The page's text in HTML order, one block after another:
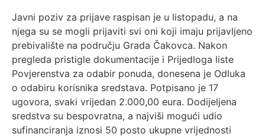
Javni poziv za prijave raspisan je u listopadu, a na
njega su se mogli prijaviti svi oni koji imaju prijavljeno
prebivalište na području Grada Čakovca. Nakon
pregleda pristigle dokumentacije i Prijedloga liste
Povjerenstva za odabir ponuda, donesena je Odluka
o odabiru korisnika sredstava. Potpisano je 17
ugovora, svaki vrijedan 2.000,00 eura. Dodijeljena
sredstva su bespovratna, a najviši mogući udio
sufinanciranja iznosi 50 posto ukupne vrijednosti